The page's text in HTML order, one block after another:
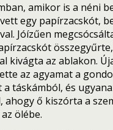
amikor is a néni
egy papírzacskót,
Jóízűen
kivágta az ablakon.
az agyamat a
táskámból, és
ahogy ő kiszórta a
ölébe.